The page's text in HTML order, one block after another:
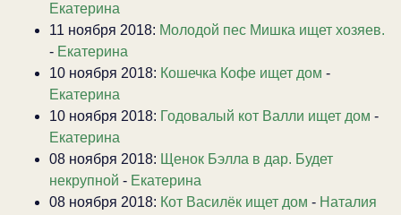
Екатерина
11 ноября 2018: Молодой пес Мишка ищет хозяев.
- Екатерина
10 ноября 2018: Кошечка Кофе ищет дом -
Екатерина
10 ноября 2018: Годовалый кот Валли ищет дом -
Екатерина
08 ноября 2018: Щенок Бэлла в дар. Будет
некрупной - Екатерина
08 ноября 2018: Кот Василёк ищет дом - Наталия